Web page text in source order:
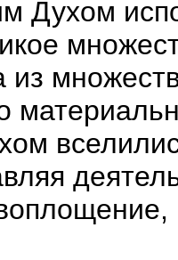
Духом
из